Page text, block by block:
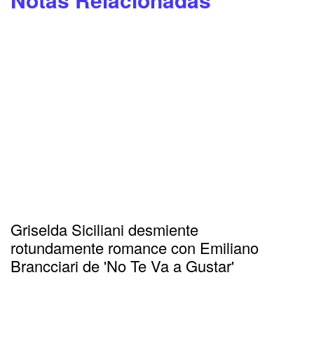
Griselda Siciliani desmiente
rotundamente romance con Emiliano
Brancciari de 'No Te Va a Gustar'